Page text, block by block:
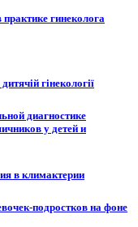
гинеколога
гінекології
диагностике
у детей и
в климактерии
подростков на фоне